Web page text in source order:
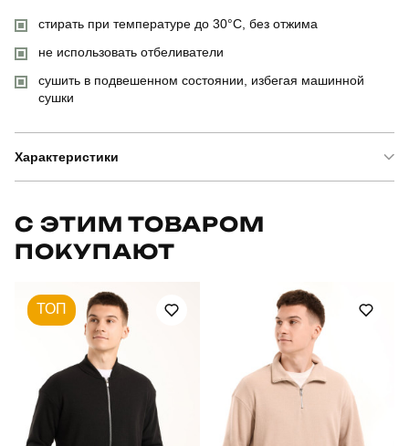
стирать при температуре до 30°C, без отжима
не использовать отбеливатели
сушить в подвешенном состоянии, избегая машинной
сушки
Характеристики
Артикул
для повсякденного носіння
повсякденний
Сезон
Склад тканини матеріал: 100% поліестер
С ЭТИМ ТОВАРОМ
ПОКУПАЮТ
ТОП